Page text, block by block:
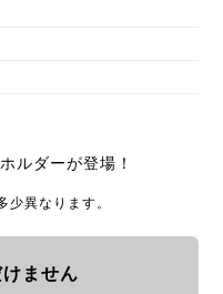
ルダーが登場！
異なります。
ません